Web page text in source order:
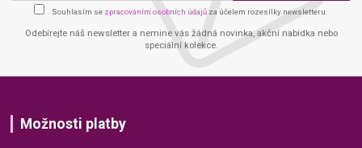
Souhlasím se zpracováním osobních údajů za účelem rozesílky newsletteru.
Odebírejte náš newsletter a nemine vás žádná novinka, akční nabídka nebo
speciální kolekce.
Možnosti platby